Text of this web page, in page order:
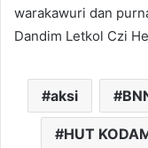
warakawuri dan
Dandim Letkol Czi
aksi
HUT